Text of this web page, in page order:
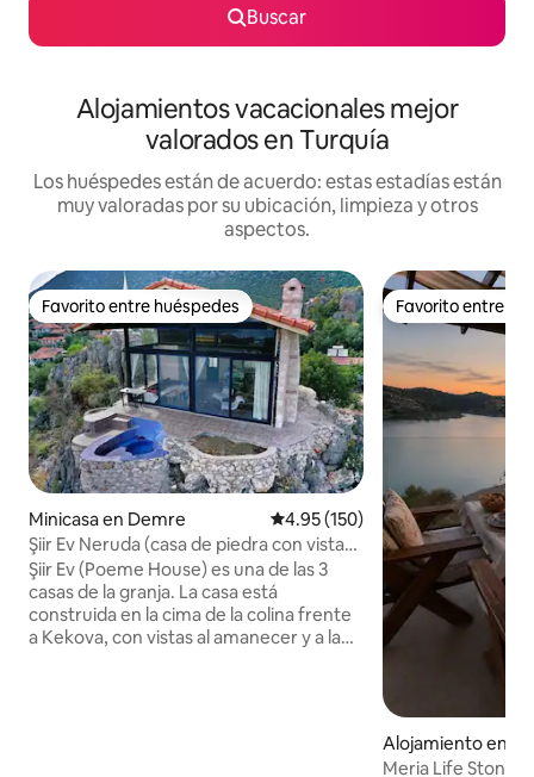
Buscar
Alojamientos vacacionales mejor
valorados en Turquía
Los huéspedes están de acuerdo: estas estadías están
muy valoradas por su ubicación, limpieza y otros
aspectos.
Favorito entre huéspedes
Favorito entre huéspedes
Minicasa en Demre Calificación promedio: 4.95 de
4.95 (150)
Şiir Ev Neruda (casa de piedra con vistas
panorámicas a Kekova)
Şiir Ev (Poeme House) es una de las 3
casas de la granja. La casa está
construida en la cima de la colina frente
a Kekova, con vistas al amanecer y a la
Favorito entre
Favorito entre
Alojamiento en
Meria Life Stone